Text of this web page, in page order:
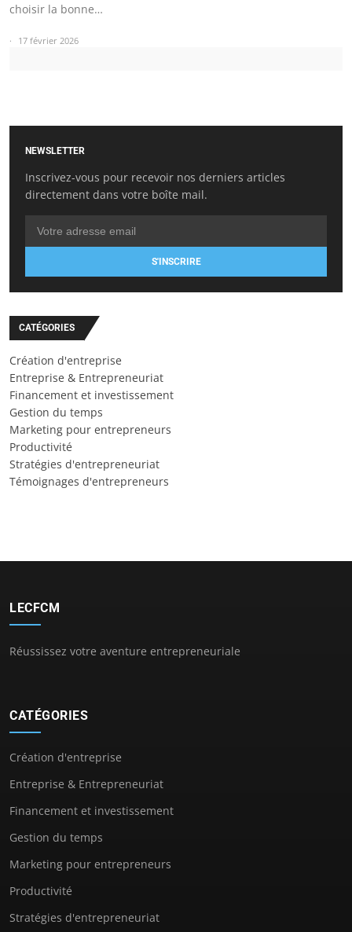
choisir la bonne…
17 février 2026
NEWSLETTER
Inscrivez-vous pour recevoir nos derniers articles
directement dans votre boîte mail.
S'INSCRIRE
CATÉGORIES
Création d'entreprise
Entreprise & Entrepreneuriat
Financement et investissement
Gestion du temps
Marketing pour entrepreneurs
Productivité
Stratégies d'entrepreneuriat
Témoignages d'entrepreneurs
LECFCM
Réussissez votre aventure entrepreneuriale
CATÉGORIES
Création d'entreprise
Entreprise & Entrepreneuriat
Financement et investissement
Gestion du temps
Marketing pour entrepreneurs
Productivité
Stratégies d'entrepreneuriat